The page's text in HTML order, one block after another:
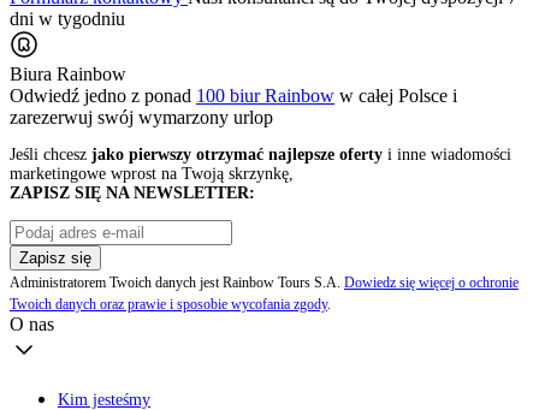
dni w tygodniu
Biura Rainbow
Odwiedź jedno z ponad 100 biur Rainbow w całej Polsce i
zarezerwuj swój wymarzony urlop
Jeśli chcesz jako pierwszy otrzymać najlepsze oferty i inne wiadomości
marketingowe wprost na Twoją skrzynkę,
ZAPISZ SIĘ NA NEWSLETTER:
Zapisz się
Administratorem Twoich danych jest Rainbow Tours S.A. Dowiedz się więcej o ochronie
Twoich danych oraz prawie i sposobie wycofania zgody.
O nas
Kim jesteśmy